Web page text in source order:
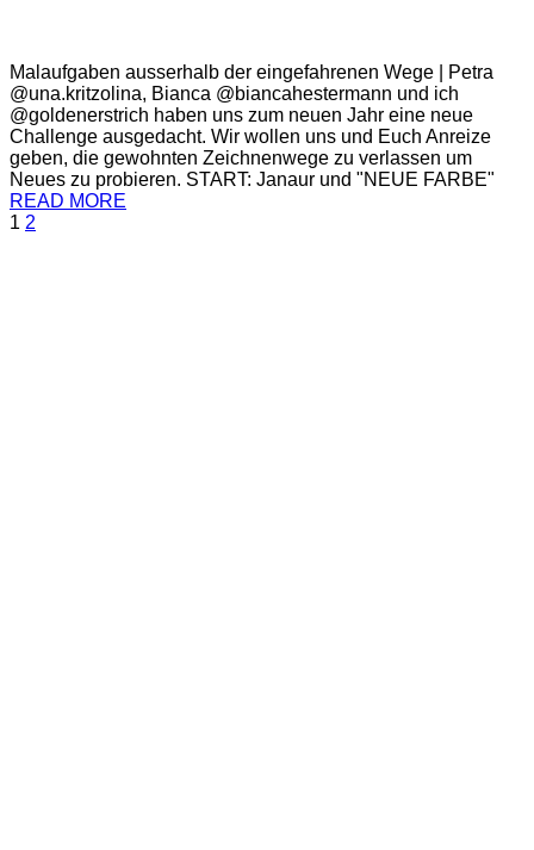
Malaufgaben ausserhalb der eingefahrenen Wege | Petra
@una.kritzolina, Bianca @biancahestermann und ich
@goldenerstrich haben uns zum neuen Jahr eine neue
Challenge ausgedacht. Wir wollen uns und Euch Anreize
geben, die gewohnten Zeichnenwege zu verlassen um
Neues zu probieren. START: Janaur und "NEUE FARBE"
READ MORE
1 2